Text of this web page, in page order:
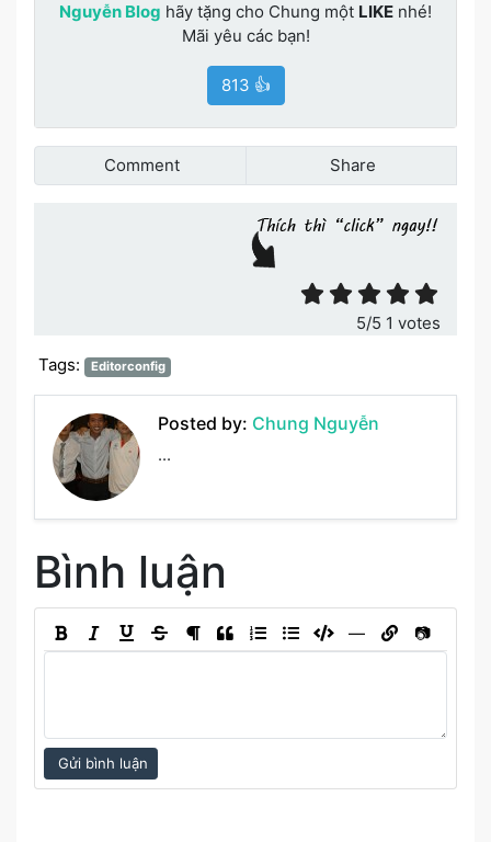
Nguyễn Blog hãy tặng cho Chung một LIKE nhé!
Mãi yêu các bạn!
813 👍
Comment Share
Đánh giá bài viết
5/5 1 votes
Tags:
Editorconfig
Posted by: Chung Nguyễn
...
Bình luận
― 📷
Gửi bình luận